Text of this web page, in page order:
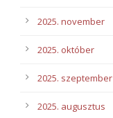
2025. november
2025. október
2025. szeptember
2025. augusztus